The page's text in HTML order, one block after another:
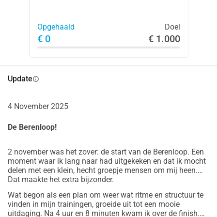
Opgehaald Doel
€ 0 € 1.000
Updateinfo
4 November 2025
De Berenloop!
2 november was het zover: de start van de Berenloop. Een
moment waar ik lang naar had uitgekeken en dat ik mocht
delen met een klein, hecht groepje mensen om mij heen.
Dat maakte het extra bijzonder.
Wat begon als een plan om weer wat ritme en structuur te
vinden in mijn trainingen, groeide uit tot een mooie
uitdaging. Na 4 uur en 8 minuten kwam ik over de finish.